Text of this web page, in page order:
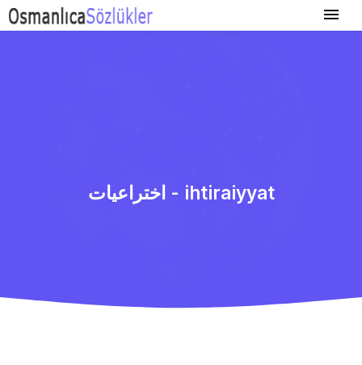
اختراعیات - ihtiraiyyat